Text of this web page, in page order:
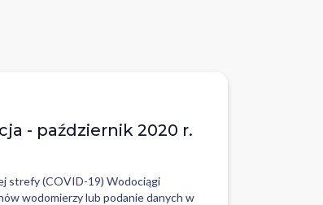
- październik 2020 r.
strefy (COVID-19) Wodociągi
wodomierzy lub podanie danych w